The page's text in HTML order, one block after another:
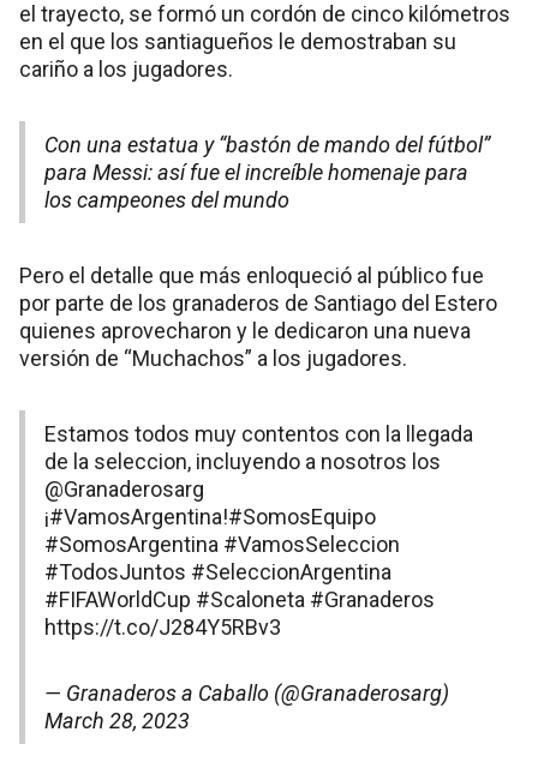
el trayecto, se formó un cordón de cinco kilómetros
en el que los santiagueños le demostraban su
cariño a los jugadores.
Con una estatua y “bastón de mando del fútbol”
para Messi: así fue el increíble homenaje para
los campeones del mundo
Pero el detalle que más enloqueció al público fue
por parte de los granaderos de Santiago del Estero
quienes aprovecharon y le dedicaron una nueva
versión de “Muchachos” a los jugadores.
Estamos todos muy contentos con la llegada
de la seleccion, incluyendo a nosotros los
@Granaderosarg
¡#VamosArgentina!#SomosEquipo
#SomosArgentina #VamosSeleccion
#TodosJuntos #SeleccionArgentina
#FIFAWorldCup #Scaloneta #Granaderos
https://t.co/J284Y5RBv3
— Granaderos a Caballo (@Granaderosarg)
March 28, 2023